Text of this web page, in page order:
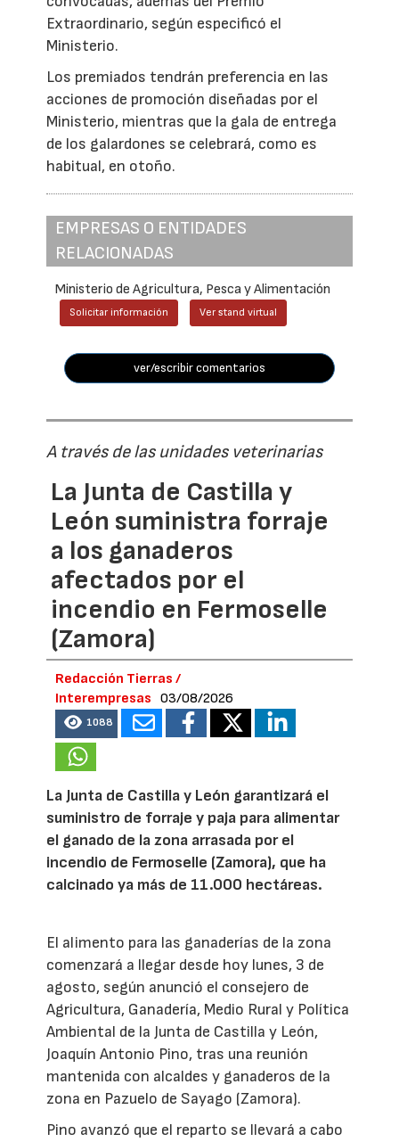
Extraordinario, según especificó el
Ministerio.
Los premiados tendrán preferencia en las
acciones de promoción diseñadas por el
Ministerio, mientras que la gala de entrega
de los galardones se celebrará, como es
habitual, en otoño.
EMPRESAS O ENTIDADES
RELACIONADAS
Ministerio de Agricultura, Pesca y Alimentación
Solicitar información Ver stand virtual
ver/escribir comentarios
A través de las unidades veterinarias
La Junta de Castilla y
León suministra forraje
a los ganaderos
afectados por el
incendio en Fermoselle
(Zamora)
Redacción Tierras /
Interempresas
03/08/2026
1088
La Junta de Castilla y León garantizará el
suministro de forraje y paja para alimentar
el ganado de la zona arrasada por el
incendio de Fermoselle (Zamora), que ha
calcinado ya más de 11.000 hectáreas.
El alimento para las ganaderías de la zona
comenzará a llegar desde hoy lunes, 3 de
agosto, según anunció el consejero de
Agricultura, Ganadería, Medio Rural y Política
Ambiental de la Junta de Castilla y León,
Joaquín Antonio Pino, tras una reunión
mantenida con alcaldes y ganaderos de la
zona en Pazuelo de Sayago (Zamora).
Pino avanzó que el reparto se llevará a cabo